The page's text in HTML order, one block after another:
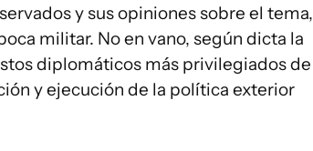
y sus opiniones sobre el tema,
militar. No en vano, según dicta la
diplomáticos más privilegiados de
y ejecución de la política exterior